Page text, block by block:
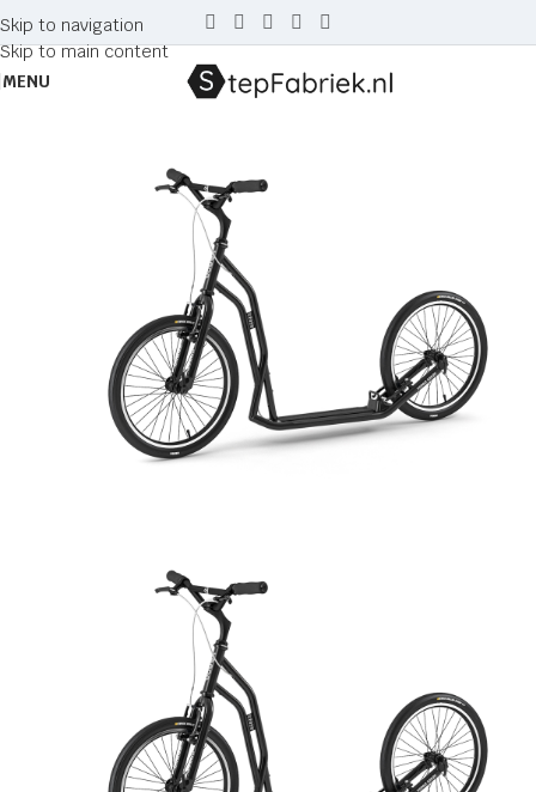
Skip to navigation
Skip to main content
MENU